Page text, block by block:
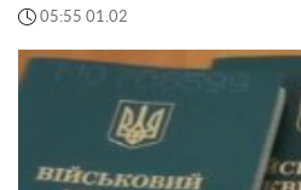
05:55 01.02